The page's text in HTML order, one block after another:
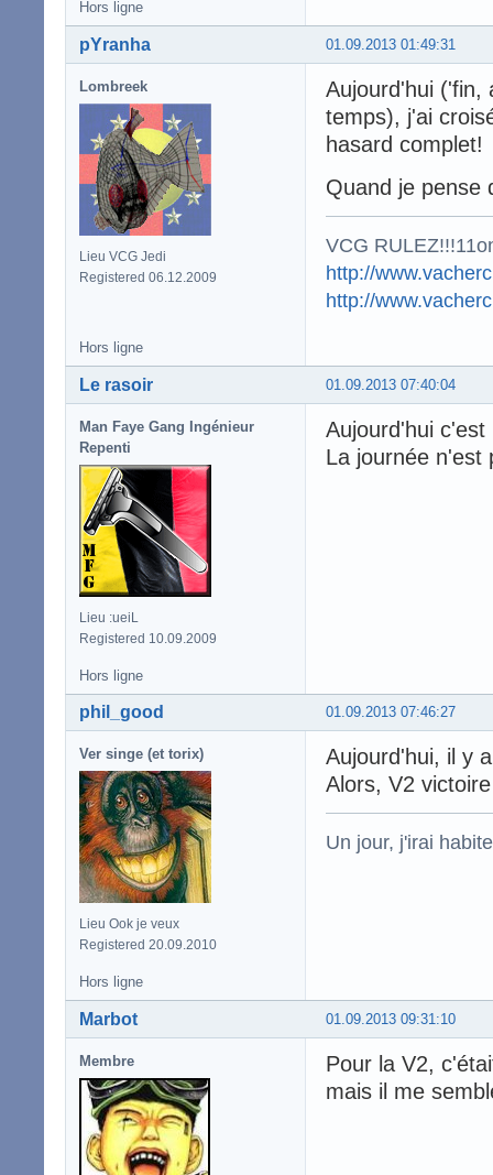
Hors ligne
01.09.2013 01:49:31
pYranha
Lombreek
Lieu VCG Jedi
Registered 06.12.2009
Aujourd'hui ('fin,
temps), j'ai
hasard complet!
Quand je pense
VCG
http://
http://
Hors ligne
01.09.2013 07:40:04
Le rasoir
Man Faye Gang Ingénieur
Repenti
Lieu :ueiL
Registered 10.09.2009
Aujourd'hui
La journée n'est
Hors ligne
01.09.2013 07:46:27
phil_good
Ver singe (et torix)
Lieu Ook je veux
Registered 20.09.2010
Aujourd'hui, il y
Alors, V2
Un jour, j'irai
Hors ligne
01.09.2013 09:31:10
Marbot
Membre
Pour la V2,
mais il me